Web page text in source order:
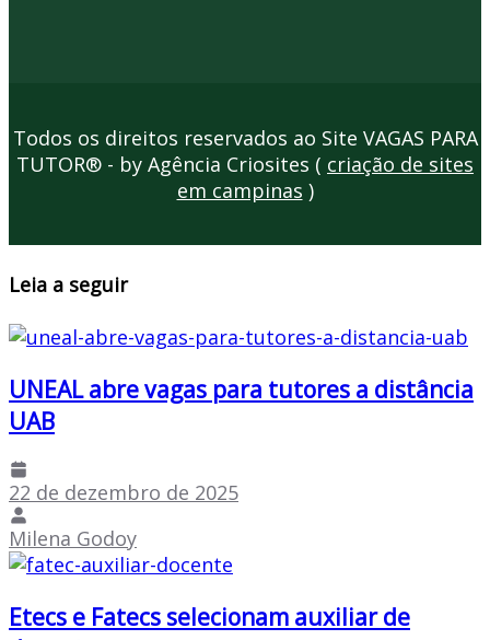
Todos os direitos reservados ao Site VAGAS PARA
TUTOR® - by Agência Criosites ( criação de sites
em campinas )
Leia a seguir
UNEAL abre vagas para tutores a distância
UAB
22 de dezembro de 2025
Milena Godoy
Etecs e Fatecs selecionam auxiliar de